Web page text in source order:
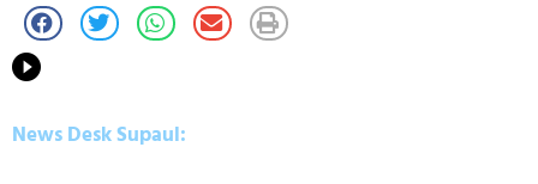
News Desk Supaul: